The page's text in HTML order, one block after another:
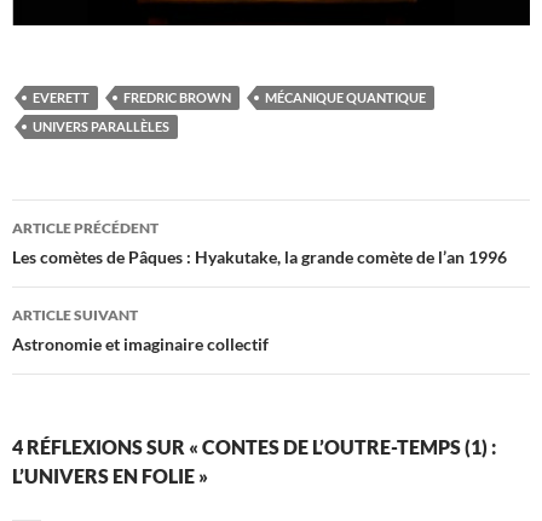
EVERETT FREDRIC BROWN
MÉCANIQUE QUANTIQUE
UNIVERS PARALLÈLES
Navigation
des
articles
ARTICLE PRÉCÉDENT
Les comètes de Pâques : Hyakutake, la grande comète de l’an 1996
ARTICLE SUIVANT
Astronomie et imaginaire collectif
4 RÉFLEXIONS SUR « CONTES DE L’OUTRE-TEMPS (1) :
L’UNIVERS EN FOLIE »